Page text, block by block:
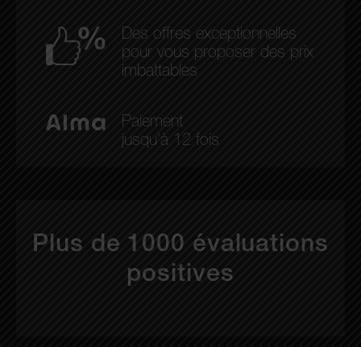
Des offres exceptionnelles
pour vous proposer des prix
imbattables
Paiement
jusqu'à 12 fois
Plus de 1000 évaluations
positives